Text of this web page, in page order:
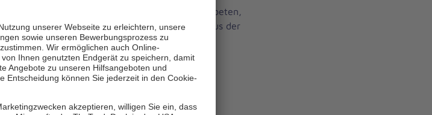
Diejenigen, die teilnehmen möchten, werden gebeten,
sich vorher in der Dreikönigskirche Dresden – Haus der
Kirche entweder über www.hdk-
dkk.de/Veranstaltungen oder
0351 81240
anzumelden.